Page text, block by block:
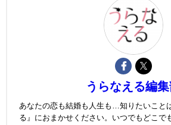
うらなえる編
あなたの恋も結婚も人生も…知りたいこと
る』におまかせください。いつでもどこで